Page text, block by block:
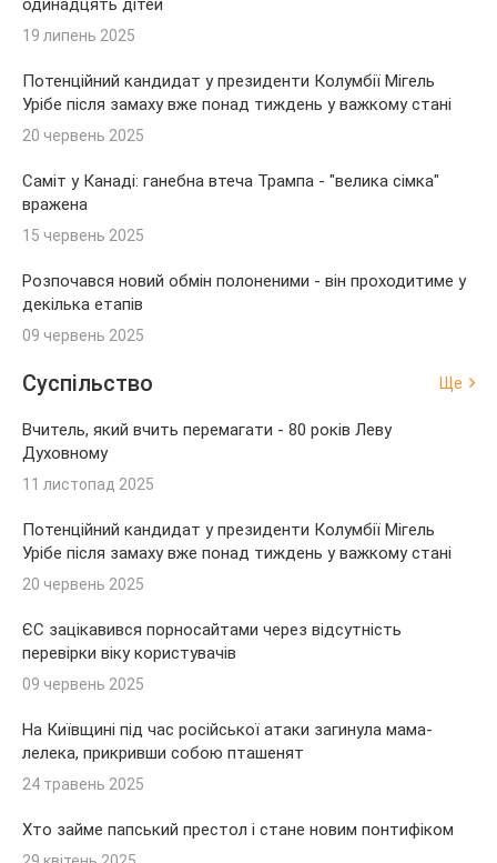
одинадцять дітей
19 липень 2025
Потенційний кандидат у президенти Колумбії Мігель
Урібе після замаху вже понад тиждень у важкому стані
20 червень 2025
Саміт у Канаді: ганебна втеча Трампа - "велика сімка"
вражена
15 червень 2025
Розпочався новий обмін полоненими - він проходитиме у
декілька етапів
09 червень 2025
Суспільство Ще
Вчитель, який вчить перемагати - 80 років Леву
Духовному
11 листопад 2025
Потенційний кандидат у президенти Колумбії Мігель
Урібе після замаху вже понад тиждень у важкому стані
20 червень 2025
ЄС зацікавився порносайтами через відсутність
перевірки віку користувачів
09 червень 2025
На Київщині під час російської атаки загинула мама-
лелека, прикривши собою пташенят
24 травень 2025
Хто займе папський престол і стане новим понтифіком